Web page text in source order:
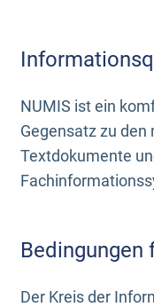
NUMIS ist ein
Gegensatz zu
Textdokumente
Bedingungen
Der Kreis der